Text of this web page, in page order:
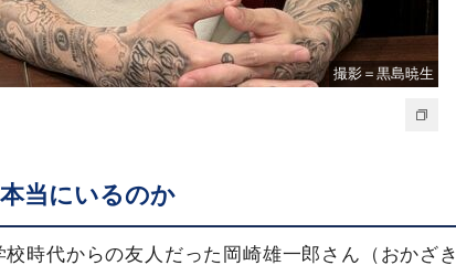
撮影＝黒島暁生
当にいるのか
時代からの友人だった岡崎雄一郎さん（おかざき